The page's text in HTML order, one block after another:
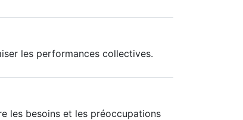
les performances collectives.
les besoins et les préoccupations